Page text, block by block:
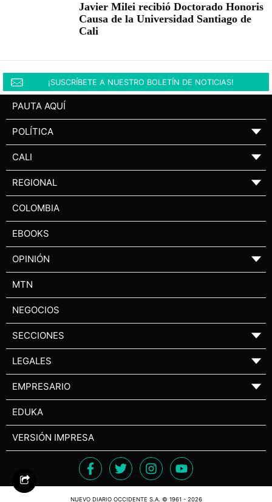
Javier Milei recibió Doctorado Honoris
Causa de la Universidad Santiago de
Cali
¡SUSCRÍBETE A NUESTRO BOLETÍN DE NOTICIAS!
PAUTA AQUÍ
POLÍTICA ▼
CALI ▼
REGIONAL ▼
COLOMBIA
EBOOKS
OPINIÓN ▼
MTN
NEGOCIOS
SECCIONES ▼
LEGALES ▼
EMPRESARIO ▼
EDUKA
VERSIÓN IMPRESA
NUEVO DIARIO OCCIDENTE S.A. © 1961 - 2026